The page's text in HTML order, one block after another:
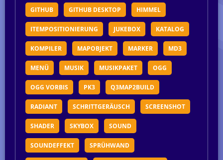
GITHUB GITHUB DESKTOP HIMMEL
ITEMPOSITIONIERUNG JUKEBOX KATALOG
KOMPILER MAPOBJEKT MARKER MD3
MENÜ MUSIK MUSIKPAKET OGG
OGG VORBIS PK3 Q3MAP2BUILD
RADIANT SCHRITTGERÄUSCH SCREENSHOT
SHADER SKYBOX SOUND
SOUNDEFFEKT SPRÜHWAND